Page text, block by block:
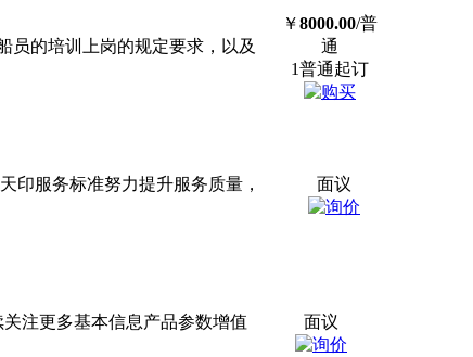
员的培训上岗的规定要求，以及
￥8000.00/普
通
1普通起订
印服务标准努力提升服务质量，
面议
注更多基本信息产品参数增值
面议